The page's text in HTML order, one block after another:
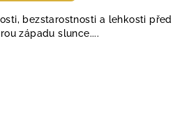
z
5
bezstarostnosti a lehkosti před
západu slunce....